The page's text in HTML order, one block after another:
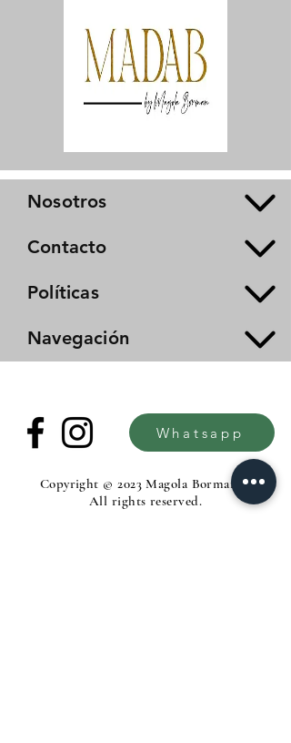
Nosotros
Contacto
Políticas
Navegación
Whatsapp
Copyright © 2023 Magola Borman®.
All rights reserved.